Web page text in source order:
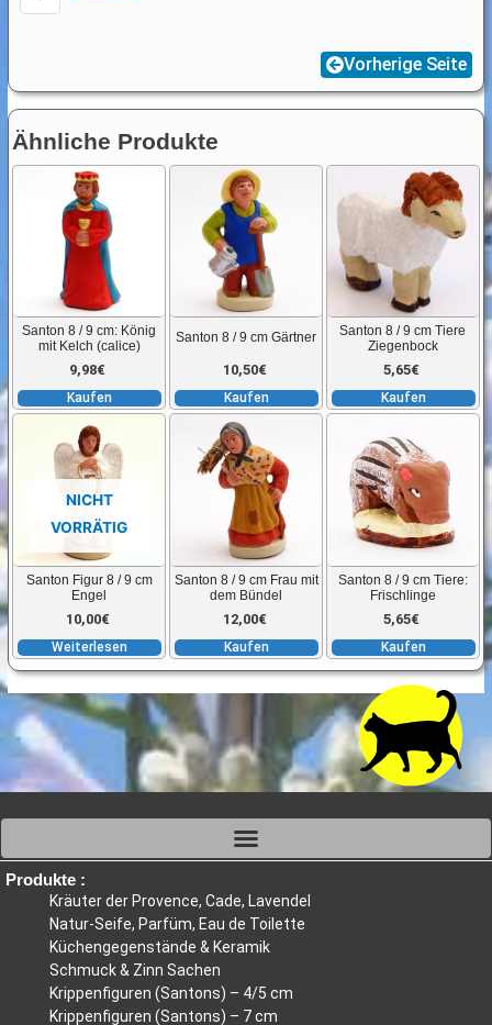
Menge
Vorherige Seite
Ähnliche Produkte
Santon 8 / 9 cm: König
mit Kelch (calice)
9,98€
Kaufen
Santon 8 / 9 cm Gärtner
10,50€
Kaufen
Santon 8 / 9 cm Tiere
Ziegenbock
5,65€
Kaufen
NICHT
VORRÄTIG
Santon Figur 8 / 9 cm
Engel
10,00€
Weiterlesen
Santon 8 / 9 cm Frau mit
dem Bündel
12,00€
Kaufen
Santon 8 / 9 cm Tiere:
Frischlinge
5,65€
Kaufen
Produkte :
Kräuter der Provence, Cade, Lavendel
Natur-Seife, Parfüm, Eau de Toilette
Küchengegenstände & Keramik
Schmuck & Zinn Sachen
Krippenfiguren (Santons) – 4/5 cm
Krippenfiguren (Santons) – 7 cm